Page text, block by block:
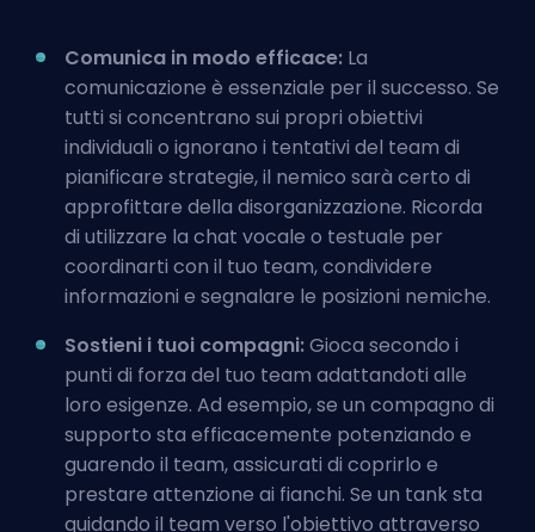
Comunica in modo efficace: La
comunicazione è essenziale per il successo. Se
tutti si concentrano sui propri obiettivi
individuali o ignorano i tentativi del team di
pianificare strategie, il nemico sarà certo di
approfittare della disorganizzazione. Ricorda
di utilizzare la chat vocale o testuale per
coordinarti con il tuo team, condividere
informazioni e segnalare le posizioni nemiche.
Sostieni i tuoi compagni:Gioca secondo i
punti di forza del tuo team adattandoti alle
loro esigenze. Ad esempio, se un compagno di
supporto sta efficacemente potenziando e
guarendo il team, assicurati di coprirlo e
prestare attenzione ai fianchi. Se un tank sta
guidando il team verso l'obiettivo attraverso